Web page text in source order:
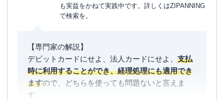
も実益をかねて実践中です。詳しくはZIPANNING
で検索を。
【専門家の解説】
デビットカードにせよ、法人カードにせよ、 支払
時に利用することができ、経理処理にも適用でき
ますので、どちらを使っても問題ないと言えま
す。